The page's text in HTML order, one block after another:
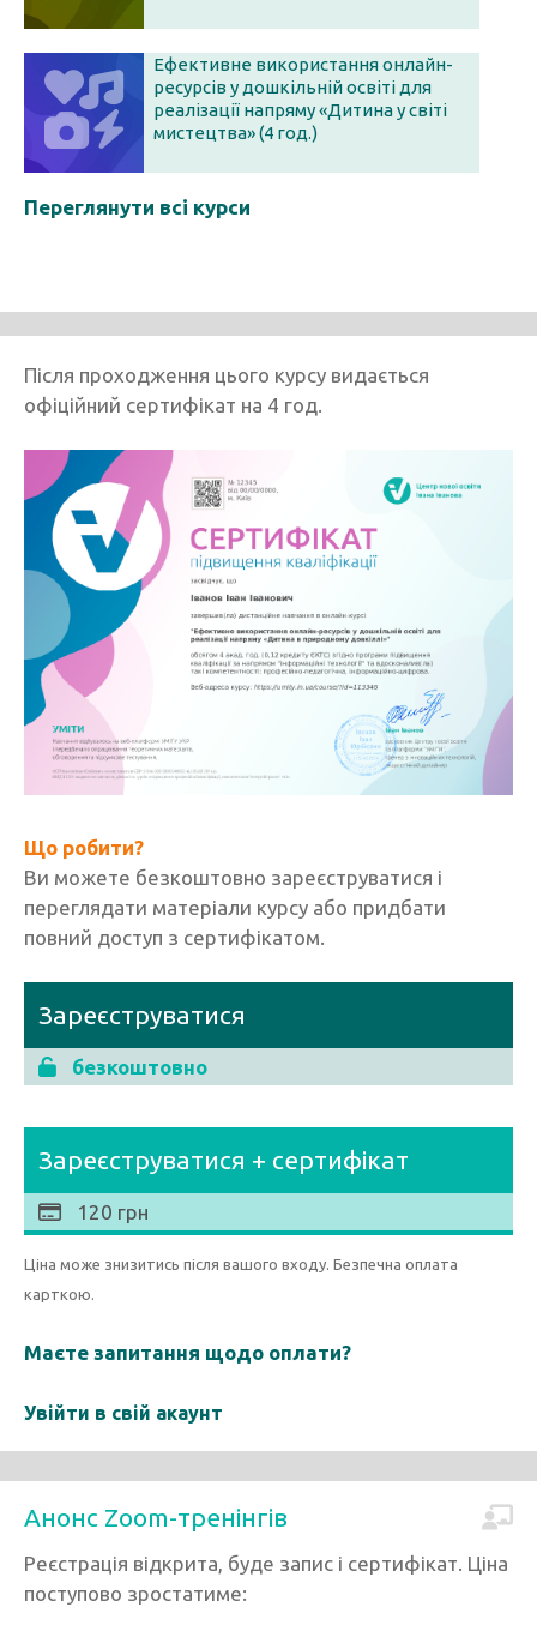
Ефективне використання онлайн-
ресурсів у дошкільній освіті для
реалізації напряму «Дитина у світі
мистецтва» (4 год.)
Переглянути всі курси
Після проходження цього курсу видається
офіційний сертифікат на 4 год.
Що робити?
Ви можете безкоштовно зареєструватися і
переглядати матеріали курсу або придбати
повний доступ з сертифікатом.
Зареєструватися
безкоштовно
Зареєструватися + сертифікат
120 грн
Ціна може знизитись після вашого входу. Безпечна оплата
карткою.
Маєте запитання щодо оплати?
Увійти в свій акаунт
Анонс Zoom-тренінгів
Реєстрація відкрита, буде запис і сертифікат. Ціна
поступово зростатиме: